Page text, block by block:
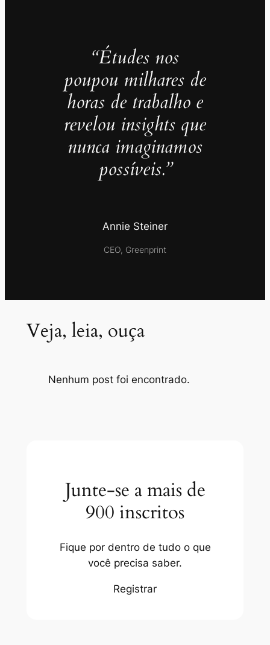
“Études nos
poupou milhares de
horas de trabalho e
revelou insights que
nunca imaginamos
possíveis.”
Annie Steiner
CEO, Greenprint
Veja, leia, ouça
Nenhum post foi encontrado.
Junte-se a mais de
900 inscritos
Fique por dentro de tudo o que
você precisa saber.
Registrar